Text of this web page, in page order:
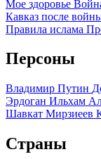
Мое здоровье
Кавказ после
Правила ислама
Персоны
Владимир Путин
Эрдоган Ильхам
Шавкат Мирзиеев
Страны